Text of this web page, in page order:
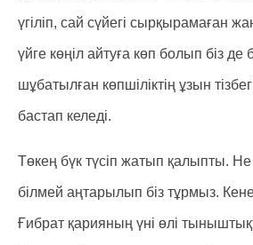
үгіліп, сай сүйегі сырқырамаған
үйге көңіл айтуға көп болып біз де
шұбатылған көпшіліктің ұзын
бастап келеді.
Төкең бүк түсіп жатып қалыпты.
білмей аңтарылып біз тұрмыз.
Ғибрат қарияның үні өлі